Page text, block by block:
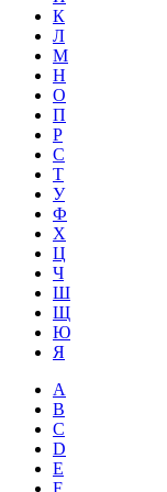
К
Л
М
Н
О
П
Р
С
Т
У
Ф
Х
Ц
Ч
Ш
Щ
Ю
Я
A
B
C
D
E
F